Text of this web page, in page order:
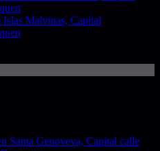
Islas Malvinas, Capital